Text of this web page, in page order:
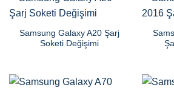
Samsung Galaxy A20 Şarj
Soketi Değişimi